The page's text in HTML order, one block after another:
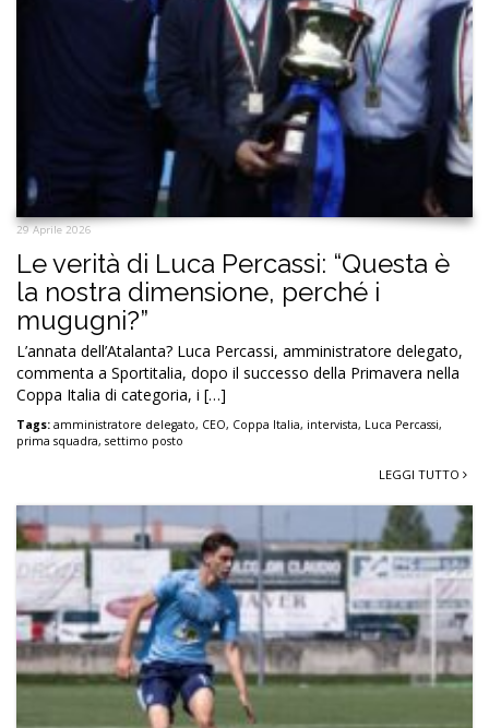
29 Aprile 2026
Le verità di Luca Percassi: “Questa è
la nostra dimensione, perché i
mugugni?”
L’annata dell’Atalanta? Luca Percassi, amministratore delegato,
commenta a Sportitalia, dopo il successo della Primavera nella
Coppa Italia di categoria, i […]
Tags: amministratore delegato, CEO, Coppa Italia, intervista, Luca Percassi,
prima squadra, settimo posto
LEGGI TUTTO